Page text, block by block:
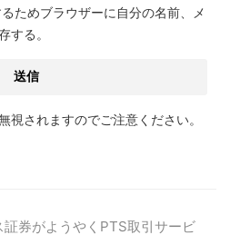
ためブラウザーに自分の名前、メ
する。
視されますのでご注意ください。
証券がようやくPTS取引サービ